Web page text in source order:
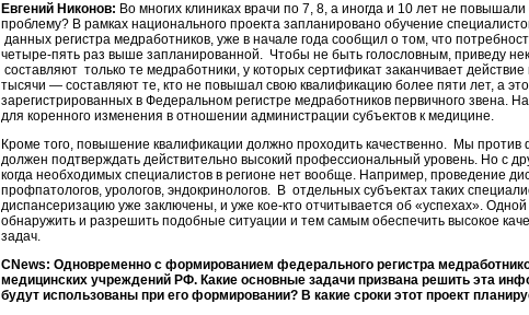
Евгений Никонов: Во многих клиниках врачи по 7, 8, а иногда и 10 лет не
проблему? В рамках национального проекта запланировано обучение
данных регистра медработников, уже в начале года сообщил о том, что
четыре-пять раз выше запланированной. Чтобы не быть голословным, приведу
составляют только те медработники, у которых сертификат заканчивает
тысячи — составляют те, кто не повышал свою квалификацию более пяти лет, а
зарегистрированных в Федеральном регистре медработников первичного звена.
для коренного изменения в отношении администрации субъектов к медицине.
Кроме того, повышение квалификации должно проходить качественно. Мы
должен подтверждать действительно высокий профессиональный уровень. Но с
когда необходимых специалистов в регионе нет вообще. Например, проведение
профпатологов, урологов, эндокринологов. В отдельных субъектах таких
диспансеризацию уже заключены, и уже кое-кто отчитывается об «успехах».
обнаружить и разрешить подобные ситуации и тем самым обеспечить высокое
задач.
CNews: Одновременно с формированием федерального регистра
медицинских учреждений РФ. Какие основные задачи призвана решить эта
будут использованы при его формировании? В какие сроки этот проект